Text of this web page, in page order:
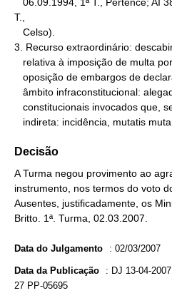
T.,
3. Recurso extraordinário:
indireta: incidência, mutatis
Decisão
A Turma negou provimento ao
instrumento, nos termos do voto
Ausentes, justificadamente, os
Britto. 1ª. Turma, 02.03.2007.
Data do Julgamento : 02/03/2007
Data da Publicação : DJ 13-04-
27 PP-05695